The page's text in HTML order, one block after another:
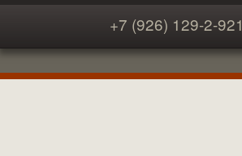
+7 (926) 129-2-921